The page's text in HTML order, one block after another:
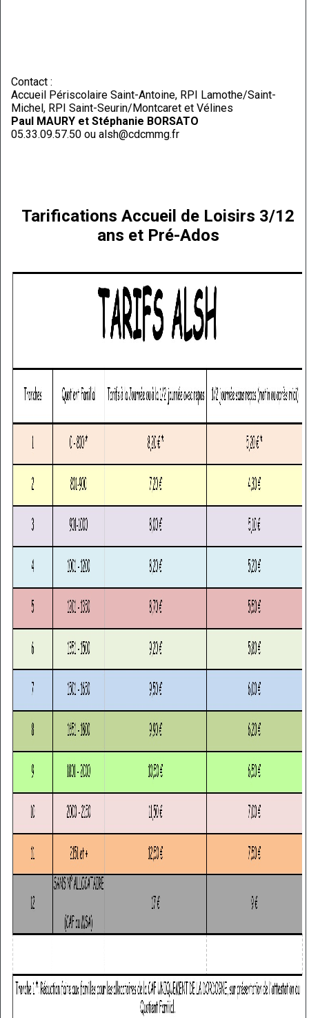
Contact :
Accueil Périscolaire Saint-Antoine, RPI Lamothe/Saint-
Michel, RPI Saint-Seurin/Montcaret et Vélines
Paul MAURY et Stéphanie BORSATO
05.33.09.57.50 ou alsh@cdcmmg.fr
Tarifications Accueil de Loisirs 3/12
ans et Pré-Ados